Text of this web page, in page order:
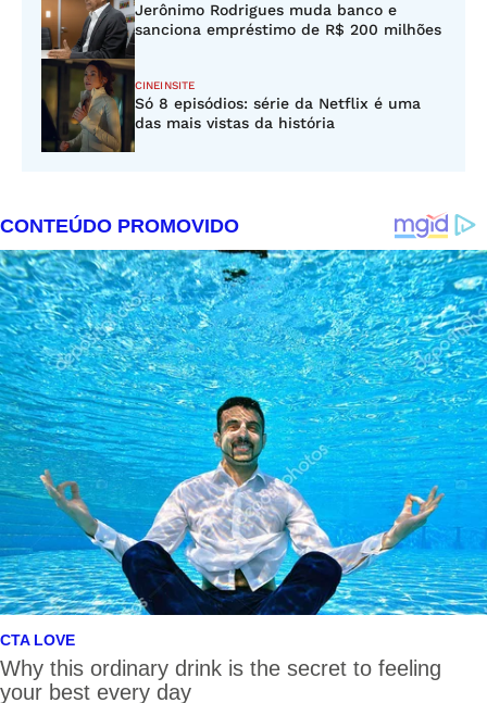
Jerônimo Rodrigues muda banco e
sanciona empréstimo de R$ 200 milhões
CINEINSITE
Só 8 episódios: série da Netflix é uma
das mais vistas da história